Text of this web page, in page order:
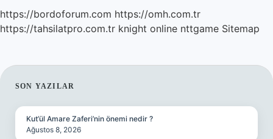
https://bordoforum.com https://omh.com.tr
https://tahsilatpro.com.tr knight online nttgame Sitemap
SIDEBAR
SON YAZILAR
Kut’ül Amare Zaferi’nin önemi nedir ?
Ağustos 8, 2026